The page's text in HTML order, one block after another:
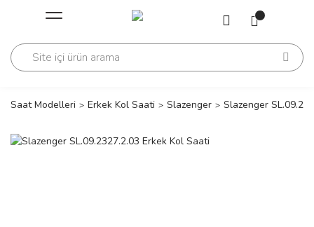
Geri Dön
Geri Dön
Saat Modelleri Erkek Kol Saati Slazenger Slazenger